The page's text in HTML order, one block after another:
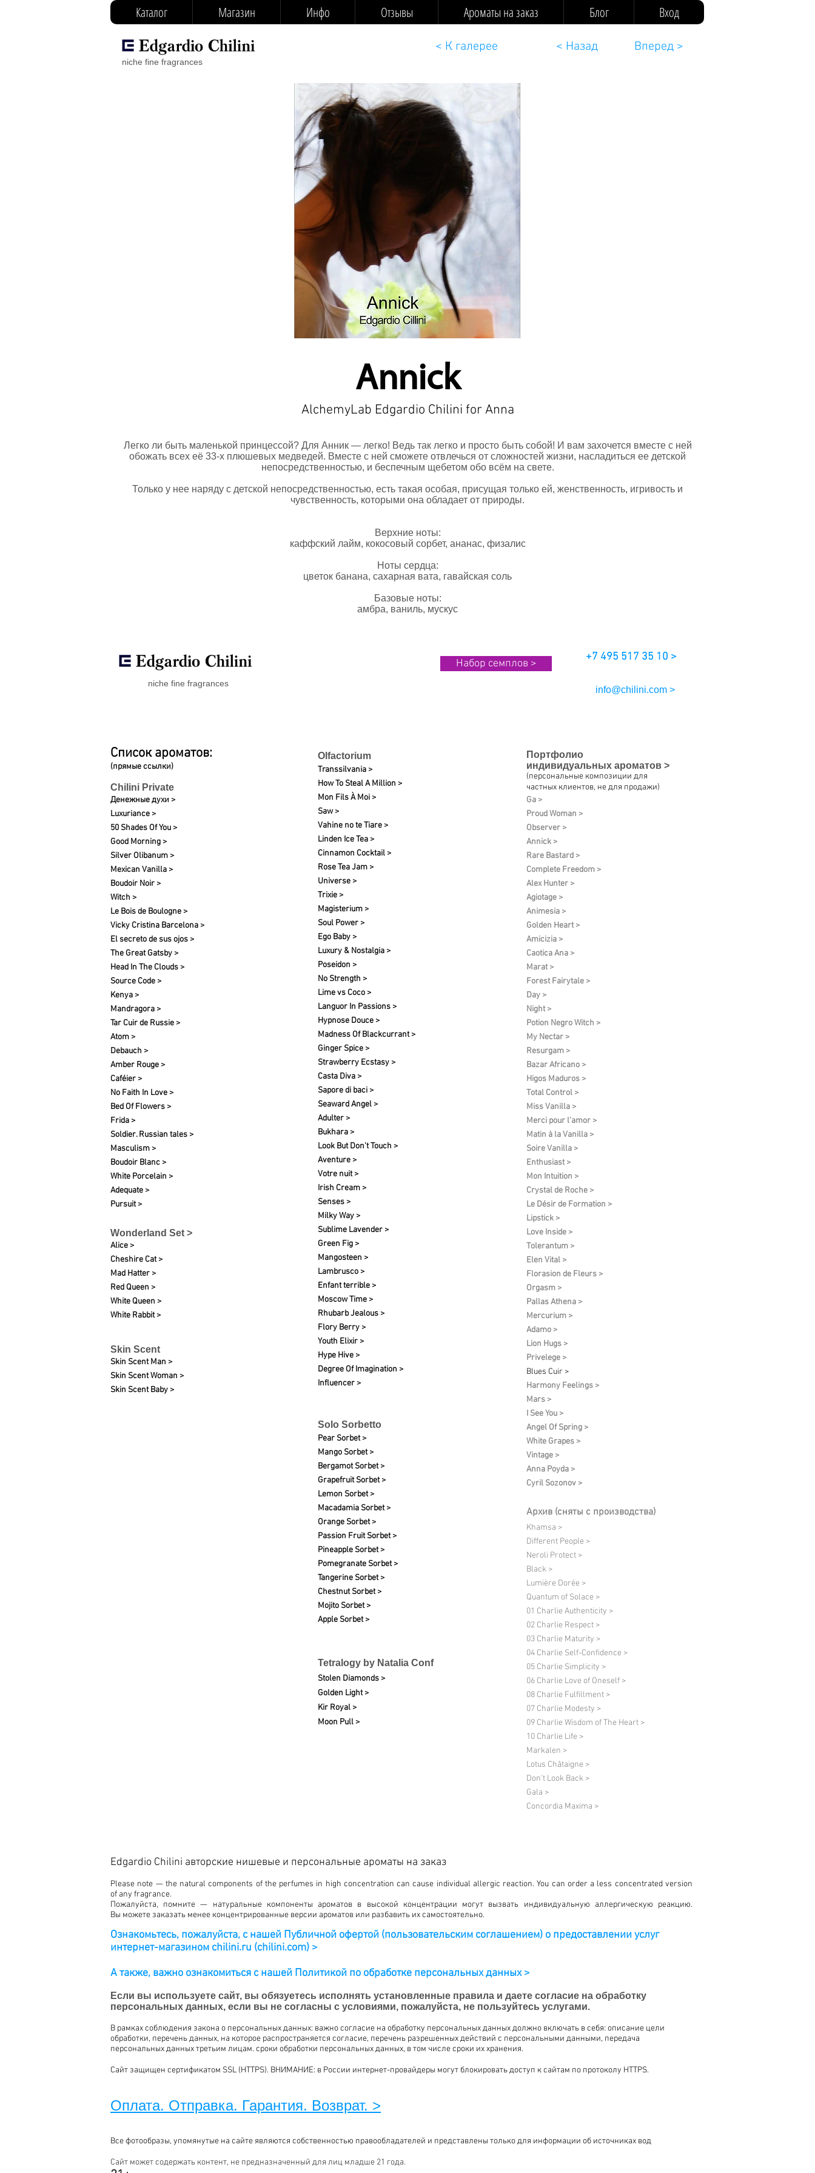
Каталог Магазин Инфо Отзывы Ароматы на заказ Блог Вход
< К галерее < Назад Вперед >
Annick
AlchemyLab Edgardio Chilini for Anna
Легко ли быть маленькой принцессой? Для Анник — легко! Ведь так легко и просто быть собой! И вам захочется вместе с ней
обожать всех её 33-х плюшевых медведей. Вместе с ней сможете отвлечься от сложностей жизни, насладиться ее детской
непосредственностью, и беспечным щебетом обо всём на свете.
Только у нее наряду с детской непосредственностью, есть такая особая, присущая только ей, женственность, игривость и
чувственность, которыми она обладает от природы.
Верхние ноты:
каффский лайм, кокосовый сорбет, ананас, физалис
Ноты сердца:
цветок банана, сахарная вата, гавайская соль
Базовые ноты:
амбра, ваниль, мускус
niche fine fragrances
niche fine fragrances
Список ароматов:
(прямые ссылки)
Chilini Private
Денежные духи >
Luxuriance >
50 Shades Of You >
Good Morning >
Silver Olibanum >
Mexican Vanilla >
Boudoir Noir >
Witch >
Le Bois de Boulogne >
Vicky Cristina Barcelona >
El secreto de sus ojos >
The Great Gatsby >
Head In The Clouds >
Source Code >
Kenya >
Mandragora >
Tar Cuir de Russie >
Atom >
Debauch >
Amber Rouge >
Caféier >
No Faith In Love >
Bed Of Flowers >
Frida >
Soldier. Russian tales >
Masculism >
Boudoir Blanc >
White Porcelain >
Adequate >
Pursuit >
Wonderland Set >
Alice >
Cheshire Cat >
Mad Hatter >
Red Queen >
White Queen >
White Rabbit >
Skin Scent
Skin Scent Man >
Skin Scent Woman >
Skin Scent Baby >
Набор семплов >
+7 495 517 35 10 >
info@chilini.com >
Olfactorium
Transsilvania >
How To Steal A Million >
Mon Fils À Moi >
Saw >
Vahine no te Tiare >
Linden Ice Tea >
Cinnamon Cocktail >
Rose Tea Jam >
Universe >
Trixie >
Magisterium >
Soul Power >
Ego Baby >
Luxury & Nostalgia >
Poseidon >
No Strength >
Lime vs Coco >
Languor In Passions >
Hypnose Douce >
Madness Of Blackcurrant >
Ginger Spice >
Strawberry Ecstasy >
Casta Diva >
Sapore di baci >
Seaward Angel >
Adulter >
Bukhara >
Look But Don't Touch >
Aventure >
Votre nuit​ >
Irish Cream >
Senses >
Milky Way >
Sublime Lavender >
Green Fig >
Mangosteen >
Lambrusco >
Enfant terrible >
Moscow Time >
Rhubarb Jealous >
Flory Berry >
Youth Elixir >
Hype Hive >
Degree Of Imagination >
Influencer >
Solo Sorbetto
Pear Sorbet >
Mango Sorbet >
Bergamot Sorbet >
GrapefruitSorbet >
Lemon Sorbet >
Macadamia Sorbet >
Orange Sorbet >
Passion Fruit Sorbet >
Pineapple Sorbet >
Pomegranate Sorbet >
Tangerine Sorbet >
Chestnut Sorbet >
Mojito Sorbet >
Apple Sorbet >
Tetralogy by Natalia Conf
Stolen Diamonds >
Golden Light >
Kir Royal >
Moon Pull >
Портфолио
индивидуальных ароматов >
(персональные композиции для
частных клиентов, не для продажи)
Ga >
Proud Woman >
Observer >
Annick >
Rare Bastard >
Complete Freedom >
Alex Hunter >
Agiotage >
Animesia >
Golden Heart >
Amicizia >
Caotica Ana >
Marat >
Forest Fairytale >
Day >
Night >
Potion Negro Witch >
My Nectar >
Resurgam >
Bazar Africano >
Higos Maduros >
Total Control >
Miss Vanilla >
Merci pour l'amor >
Matin à la Vanilla >
Soire Vanilla >
Enthusiast >
Mon Intuition >
Crystal de Roche >
Le Désir de Formation​ >
Lipstick >
Love Inside >
Tolerantum >
Elen Vital >
Florasion de Fleurs >
Orgasm >
Pallas Athena >
Mercurium >
Adamo >
Lion Hugs >
Privelege >
Blues Cuir >
Harmony Feelings >
Mars >
I See You >
Angel Of Spring >
White Grapes >
Vintage >
Anna Poyda >
Cyril Sozonov >
Архив (сняты с производства)
Khamsa >
Different People >
Neroli Protect >
Black >
Lumière Dorée >
Quantum of Solace >
01 Charlie Authenticity >
02 Charlie Respect >
03 Charlie Maturity >
04 Charlie Self-Confidence >
05 Charlie Simplicity >
06 Charlie Love of Oneself >
08 Charlie Fulfillment >
07 Charlie Modesty >
09 Charlie Wisdom of The Heart >
10 Charlie Life >
Markalen >
Lotus Châtaigne >
Don't Look Back >
Gala >
Concordia Maxima >
Edgardio Chilini авторские нишевые и персональные ароматы на заказ
Please note — the natural components of the perfumes in high concentration can cause individual allergic reaction. You can order a less concentrated version
of any fragrance.
Пожалуйста, помните — натуральные компоненты ароматов в высокой концентрации могут вызвать индивидуальную аллергическую реакцию.
Вы можете заказать менее концентрированные версии ароматов или разбавить их самостоятельно.
Ознакомьтесь, пожалуйста, с нашей Публичной офертой (пользовательским соглашением) о предоставлении услуг
интернет-магазином chilini.ru (chilini.com) >
А также, важно ознакомиться с нашей Политикой по обработке персональных данных >
Если вы используете сайт, вы обязуетесь исполнять установленные правила и даете согласие на обработку
персональных данных, если вы не согласны с условиями, пожалуйста, не пользуйтесь услугами.
В рамках соблюдения закона о персональных данных: важно согласие на обработку персональных данных должно включать в себя: описание цели
обработки, перечень данных, на которое распространяется согласие, перечень разрешенных действий с персональными данными, передача
персональных данных третьим лицам. сроки обработки персональных данных, в том числе сроки их хранения.
Сайт защищен сертификатом SSL (HTTPS). ВНИМАНИЕ: в России интернет-провайдеры могут блокировать доступ к сайтам по протоколу HTTPS.
Оплата. Отправка. Гарантия. Возврат. >
Все фотообразы, упомянутые на сайте являются собственностью правообладателей и представлены только для информации об источниках вод
Сайт может содержать контент, не предназначенный для лиц младше 21 года.